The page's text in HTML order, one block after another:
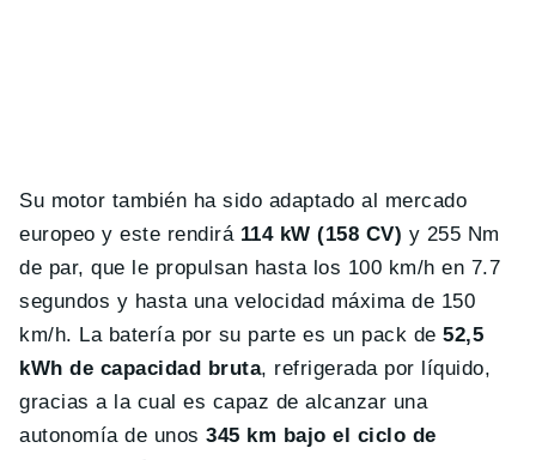
Su motor también ha sido adaptado al mercado
europeo y este rendirá 114 kW (158 CV) y 255 Nm
de par, que le propulsan hasta los 100 km/h en 7.7
segundos y hasta una velocidad máxima de 150
km/h. La batería por su parte es un pack de52,5
kWh de capacidad bruta, refrigerada por líquido,
gracias a la cual es capaz de alcanzar una
autonomía de unos 345 km bajo el ciclo de